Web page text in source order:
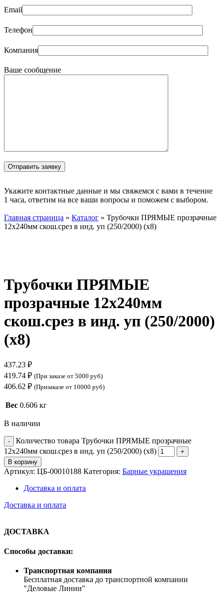
Email
Телефон
Компания
Ваше сообщение
Укажите контактные данные и мы свяжемся с вами в течение
1 часа, ответим на все ваши вопросы и поможем с выбором.
Главная страница » Каталог » Трубочки ПРЯМЫЕ прозрачные
12х240мм скош.срез в инд. уп (250/2000) (х8)
Трубочки ПРЯМЫЕ
прозрачные 12х240мм
скош.срез в инд. уп (250/2000)
(х8)
437.23 ₽
419.74 ₽ (При заказе от 5000 руб)
406.62 ₽ (Призаказе от 10000 руб)
Вес 0.606 кг
В наличии
Количество товара Трубочки ПРЯМЫЕ прозрачные
12х240мм скош.срез в инд. уп (250/2000) (х8)
В корзину
Артикул: ЦБ-00010188 Категория: Барные украшения
Доставка и оплата
Доставка и оплата
ДОСТАВКА
Способы доставки:
Транспортная компания
Бесплатная доставка до транспортной компании
"Деловые Линии"